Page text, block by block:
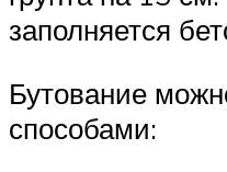
заполняется
Бутование
способами: